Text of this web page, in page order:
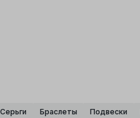
Серьги Браслеты Подвески